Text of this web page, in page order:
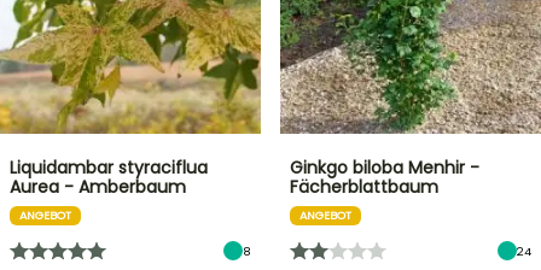
Liquidambar styraciflua
Aurea - Amberbaum
ANGEBOT
8
Ginkgo biloba Menhir -
Fächerblattbaum
ANGEBOT
24